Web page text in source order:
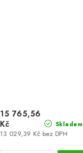
Skladem
13 029,39 Kč bez DPH
15 765,56
Kč